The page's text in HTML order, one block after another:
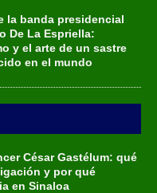
la banda presidencial
De La Espriella:
y el arte de un sastre
en el mundo
César Gastélum: qué
y por qué
en Sinaloa